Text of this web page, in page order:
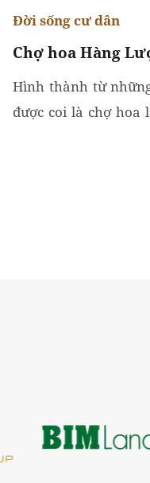
Chợ hoa Hàng
Đời sống cư dân
Hình thành từ
được coi là chợ hoa